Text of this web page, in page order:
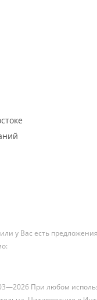
у Вас есть
При любом